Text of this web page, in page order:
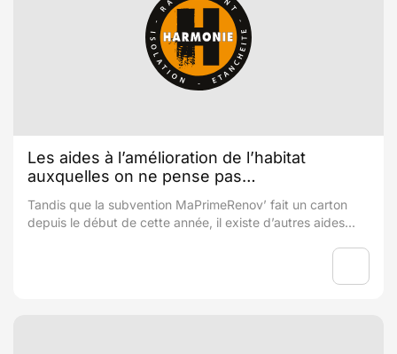
Les aides à l’amélioration de l’habitat
auxquelles on ne pense pas…
Tandis que la subvention MaPrimeRenov’ fait un carton
depuis le début de cette année, il existe d’autres aides...